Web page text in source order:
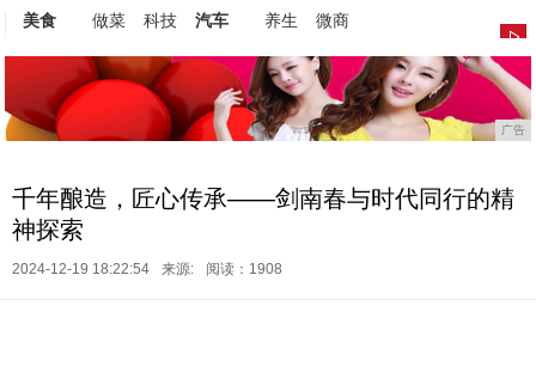
美食
做菜 科技 汽车 养生 微商
广告
千年酿造，匠心传承——剑南春与时代同行的精
神探索
2024-12-19 18:22:54 来源: 阅读：1908